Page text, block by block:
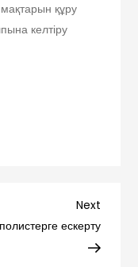
құру
келтіру
Next
Post
Next
ескерту